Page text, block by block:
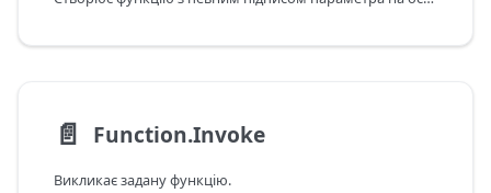
📄️ Function.Invoke
Викликає задану функцію.